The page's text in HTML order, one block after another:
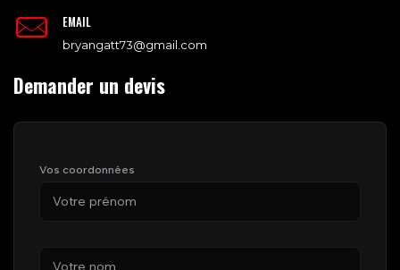
EMAIL
bryangatt73@gmail.com
Demander un devis
Vos coordonnées